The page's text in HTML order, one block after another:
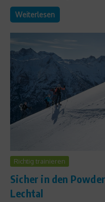
Weiterlesen
Richtig trainieren
Sicher in den
Lechtal